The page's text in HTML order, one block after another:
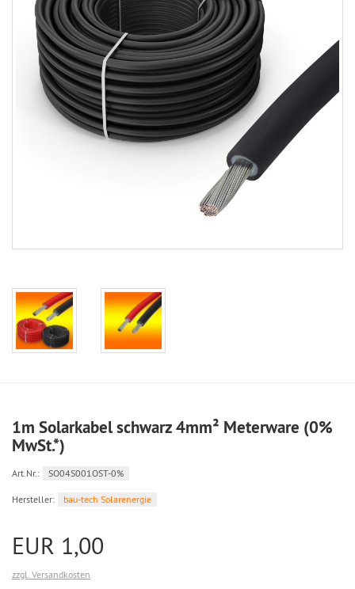
1m Solarkabel schwarz 4mm² Meterware (0%
MwSt.*)
Art.Nr.: SO04S001OST-0%
Hersteller: bau-tech Solarenergie
EUR 1,00
zzgl. Versandkosten